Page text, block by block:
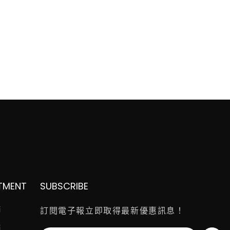
SUBSCRIBE
訂閱電子報立即取得最新優惠訊息！